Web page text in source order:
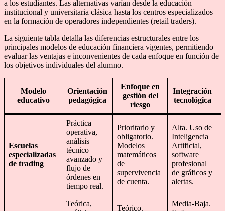
a los estudiantes. Las alternativas varían desde la educación
institucional y universitaria clásica hasta los centros especializados
en la formación de operadores independientes (retail traders).
La siguiente tabla detalla las diferencias estructurales entre los
principales modelos de educación financiera vigentes, permitiendo
evaluar las ventajas e inconvenientes de cada enfoque en función de
los objetivos individuales del alumno.
Modelo
educativo
Orientación
pedagógica
Enfoque en
gestión del
riesgo
Integración
tecnológica
Escuelas
especializadas
de trading
Práctica
operativa,
análisis
técnico
avanzado y
flujo de
órdenes en
tiempo real.
Prioritario y
obligatorio.
Modelos
matemáticos
de
supervivencia
de cuenta.
Alta. Uso de
Inteligencia
Artificial,
software
profesional
de gráficos y
alertas.
Teórica,
Teórico.
Media-Baja.